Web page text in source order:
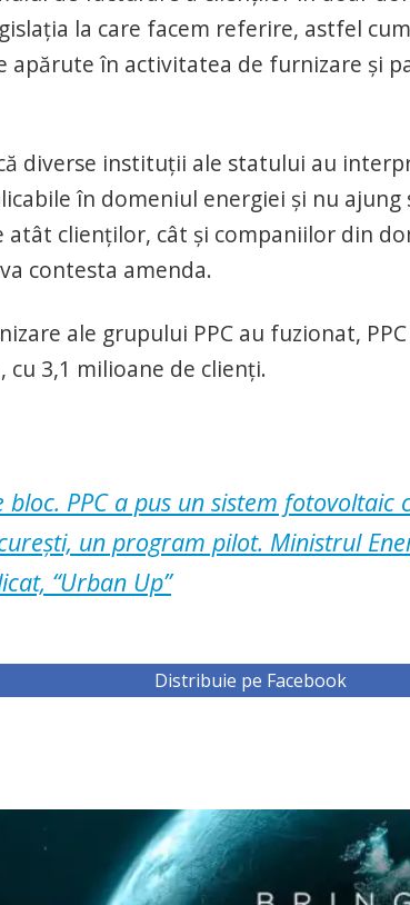
la care facem referire, astfel
apărute în activitatea de furnizare și
diverse instituții ale statului au
în domeniul energiei și nu
clienților, cât și companiilor din
contesta amenda.
ale grupului PPC au fuzionat,
3,1 milioane de clienți.
PPC a pus un sistem fotovoltaic
un program pilot. Ministrul
“Urban Up”
Distribuie pe Facebook